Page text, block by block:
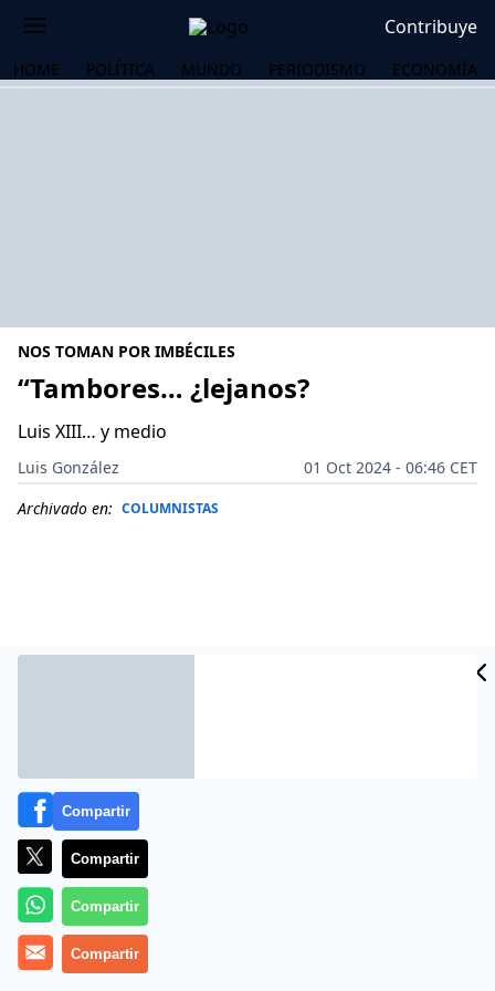
Contribuye
HOME POLÍTICA MUNDO PERIODISMO ECONOMÍA
NOS TOMAN POR IMBÉCILES
“Tambores… ¿lejanos?
Luis XIII… y medio
Luis González
01 Oct 2024 - 06:46 CET
Archivado en: COLUMNISTAS
Más información
Compartir
Compartir
Compartir
Compartir